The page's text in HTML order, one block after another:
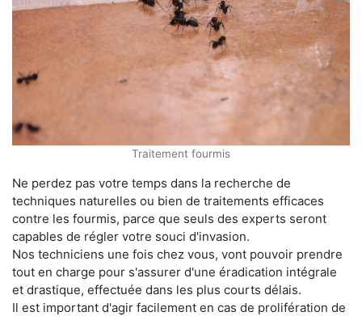
Traitement fourmis
Ne perdez pas votre temps dans la recherche de
techniques naturelles ou bien de traitements efficaces
contre les fourmis, parce que seuls des experts seront
capables de régler votre souci d'invasion.
Nos techniciens une fois chez vous, vont pouvoir prendre
tout en charge pour s'assurer d'une éradication intégrale
et drastique, effectuée dans les plus courts délais.
Il est important d'agir facilement en cas de prolifération de